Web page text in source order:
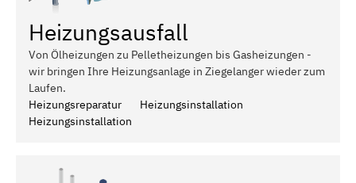
Heizungsausfall
Von Ölheizungen zu Pelletheizungen bis Gasheizungen -
wir bringen Ihre Heizungsanlage in Ziegelanger wieder zum
Laufen.
Heizungsreparatur
Heizungsinstallation
Heizungsinstallation